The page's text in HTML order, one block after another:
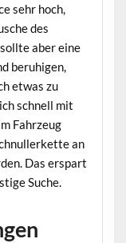
sehr hoch,
des
aber eine
beruhigen,
etwas zu
schnell mit
Fahrzeug
an
Das erspart
Suche.